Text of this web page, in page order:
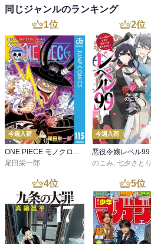
同じジャンルのランキング
1位
今週入荷
ONE PIECE モノクロ版 115
尾田栄一郎
2位
今週入荷
のこみ, 七夕さとり
4位 5位